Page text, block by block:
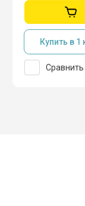
Купить в 1
Сравнить